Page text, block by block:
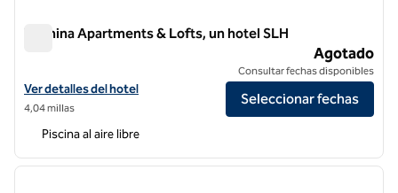
Wilmina Apartments & Lofts, un hotel SLH
Ver detalles del hotel Wilmina Apartments & Lofts, an SLH Hotel
Ver detalles del hotel
4,04 millas
Agotado
Consultar fechas disponibles
Seleccionar fechas
Piscina al aire libre
1 de 12